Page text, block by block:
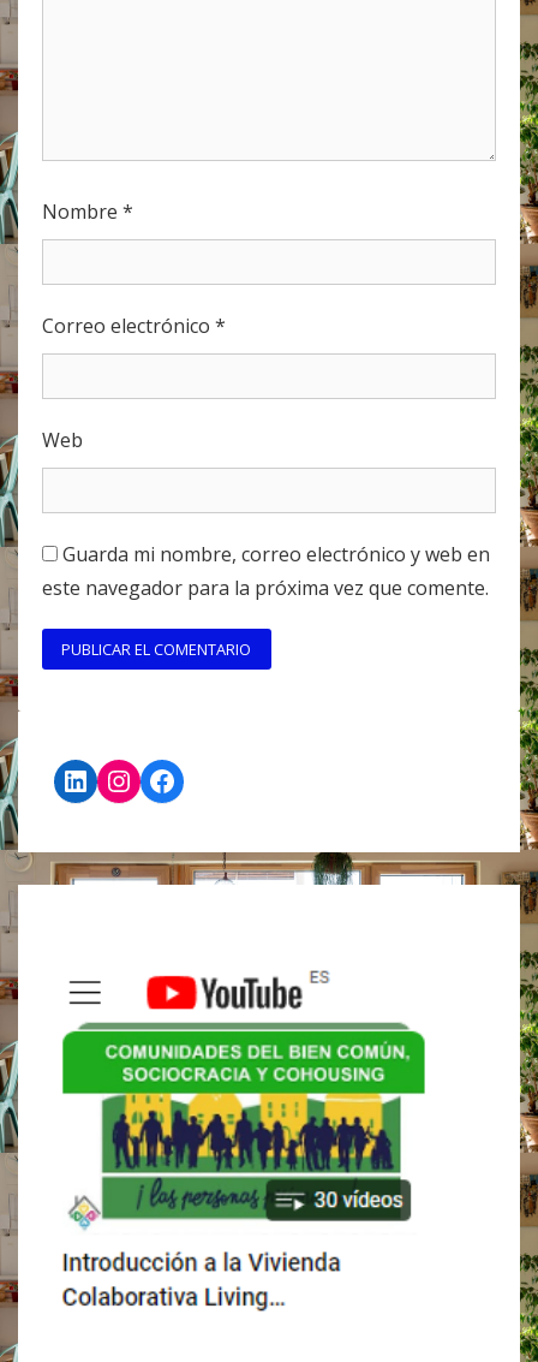
Nombre *
Correo electrónico *
Web
Guarda mi nombre, correo electrónico y web en
este navegador para la próxima vez que comente.
LinkedIn
Instagram
Facebook